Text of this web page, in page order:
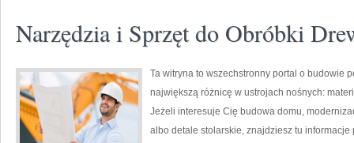
Narzędzia i Sprzęt do Obróbki
Ta witryna to wszechstronny portal o budowie
największą różnicę w ustrojach nośnych:
Jeżeli interesuje Cię budowa domu,
albo detale stolarskie, znajdziesz tu